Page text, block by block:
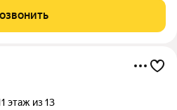
и современная инфраструктура
этаж из 13